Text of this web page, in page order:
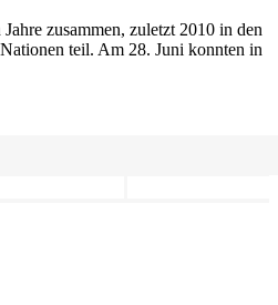
zusammen, zuletzt 2010 in den
teil. Am 28. Juni konnten in